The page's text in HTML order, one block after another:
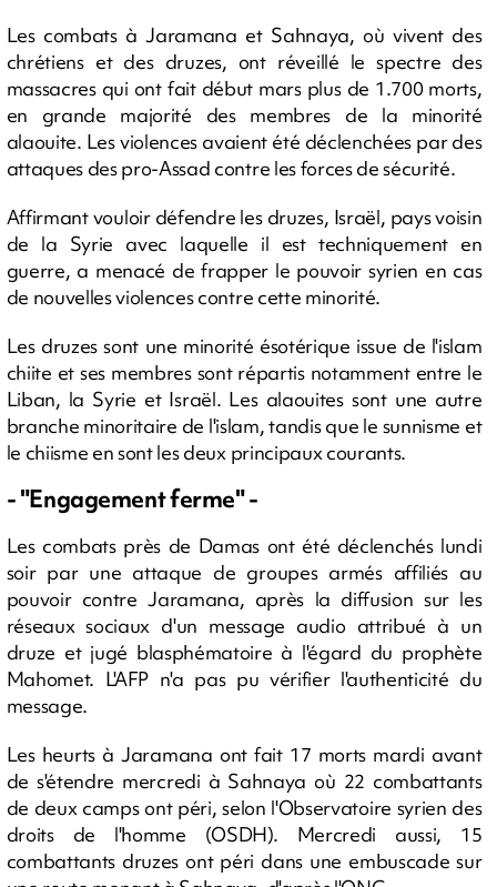
Les combats à Jaramana et Sahnaya, où vivent des
chrétiens et des druzes, ont réveillé le spectre des
massacres qui ont fait début mars plus de 1.700 morts,
en grande majorité des membres de la minorité
alaouite. Les violences avaient été déclenchées par des
attaques des pro-Assad contre les forces de sécurité.
Affirmant vouloir défendre les druzes, Israël, pays voisin
de la Syrie avec laquelle il est techniquement en
guerre, a menacé de frapper le pouvoir syrien en cas
de nouvelles violences contre cette minorité.
Les druzes sont une minorité ésotérique issue de l'islam
chiite et ses membres sont répartis notamment entre le
Liban, la Syrie et Israël. Les alaouites sont une autre
branche minoritaire de l'islam, tandis que le sunnisme et
le chiisme en sont les deux principaux courants.
- "Engagement ferme" -
Les combats près de Damas ont été déclenchés lundi
soir par une attaque de groupes armés affiliés au
pouvoir contre Jaramana, après la diffusion sur les
réseaux sociaux d'un message audio attribué à un
druze et jugé blasphématoire à l'égard du prophète
Mahomet. L'AFP n'a pas pu vérifier l'authenticité du
message.
Les heurts à Jaramana ont fait 17 morts mardi avant
de s'étendre mercredi à Sahnaya où 22 combattants
de deux camps ont péri, selon l'Observatoire syrien des
droits de l'homme (OSDH). Mercredi aussi, 15
combattants druzes ont péri dans une embuscade sur